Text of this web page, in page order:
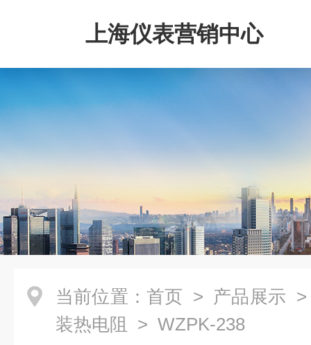
上海仪表营销中心
当前位置： 首页 > 产品展示
装热电阻
> WZPK-238